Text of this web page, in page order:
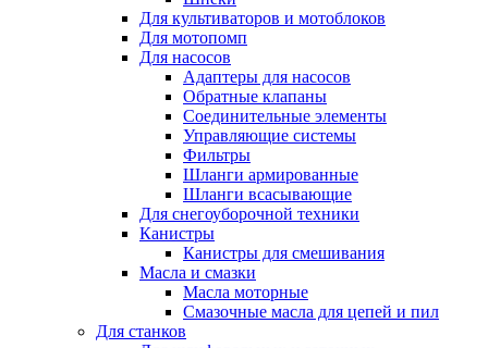
Для культиваторов и мотоблоков
Для мотопомп
Для насосов
Адаптеры для насосов
Обратные клапаны
Соединительные элементы
Управляющие системы
Фильтры
Шланги армированные
Шланги всасывающие
Для снегоуборочной техники
Канистры
Канистры для смешивания
Масла и смазки
Масла моторные
Смазочные масла для цепей и пил
Для станков